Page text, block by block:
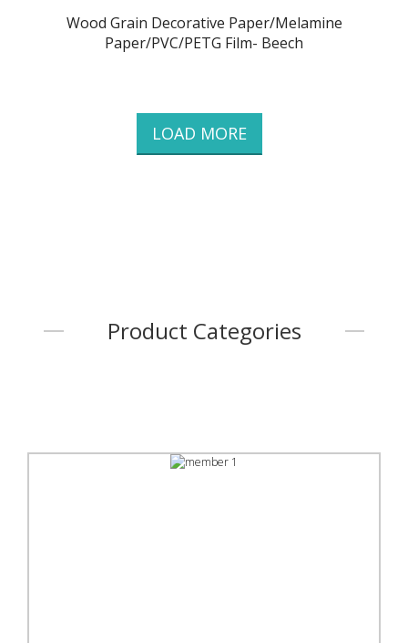
Wood Grain Decorative Paper/Melamine
Paper/PVC/PETG Film- Beech
LOAD MORE
Product Categories